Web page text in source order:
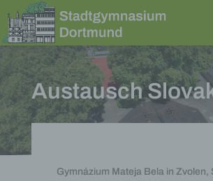
Austausch
Gymnázium Mateja Bela in Zvolen,